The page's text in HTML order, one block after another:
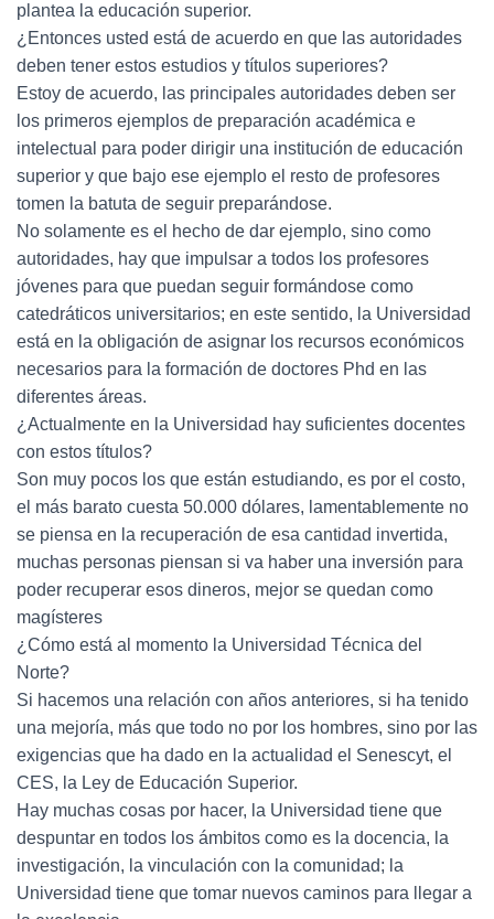
plantea la educación superior.
¿Entonces usted está de acuerdo en que las autoridades
deben tener estos estudios y títulos superiores?
Estoy de acuerdo, las principales autoridades deben ser
los primeros ejemplos de preparación académica e
intelectual para poder dirigir una institución de educación
superior y que bajo ese ejemplo el resto de profesores
tomen la batuta de seguir preparándose.
No solamente es el hecho de dar ejemplo, sino como
autoridades, hay que impulsar a todos los profesores
jóvenes para que puedan seguir formándose como
catedráticos universitarios; en este sentido, la Universidad
está en la obligación de asignar los recursos económicos
necesarios para la formación de doctores Phd en las
diferentes áreas.
¿Actualmente en la Universidad hay suficientes docentes
con estos títulos?
Son muy pocos los que están estudiando, es por el costo,
el más barato cuesta 50.000 dólares, lamentablemente no
se piensa en la recuperación de esa cantidad invertida,
muchas personas piensan si va haber una inversión para
poder recuperar esos dineros, mejor se quedan como
magísteres
¿Cómo está al momento la Universidad Técnica del
Norte?
Si hacemos una relación con años anteriores, si ha tenido
una mejoría, más que todo no por los hombres, sino por las
exigencias que ha dado en la actualidad el Senescyt, el
CES, la Ley de Educación Superior.
Hay muchas cosas por hacer, la Universidad tiene que
despuntar en todos los ámbitos como es la docencia, la
investigación, la vinculación con la comunidad; la
Universidad tiene que tomar nuevos caminos para llegar a